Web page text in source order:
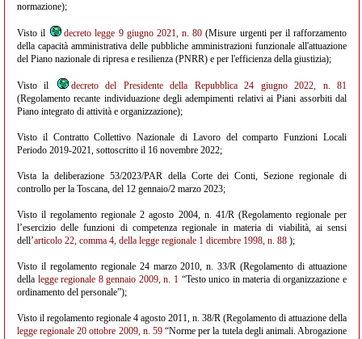
normazione);
Visto il decreto legge 9 giugno 2021, n. 80 (Misure urgenti per il rafforzamento
della capacità amministrativa delle pubbliche amministrazioni funzionale all'attuazione
del Piano nazionale di ripresa e resilienza (PNRR) e per l'efficienza della giustizia);
Visto il
decreto del Presidente della Repubblica 24 giugno 2022, n. 81
(Regolamento recante individuazione degli adempimenti relativi ai Piani assorbiti dal
Piano integrato di attività e organizzazione);
Visto il Contratto Collettivo Nazionale di Lavoro del comparto Funzioni Locali
Periodo 2019-2021, sottoscritto il 16 novembre 2022;
Vista la deliberazione 53/2023/PAR della Corte dei Conti, Sezione regionale di
controllo per la Toscana, del 12 gennaio/2 marzo 2023;
Visto il regolamento regionale 2 agosto 2004, n. 41/R (Regolamento regionale per
l’esercizio delle funzioni di competenza regionale in materia di viabilità, ai sensi
dell’articolo 22, comma 4, della legge regionale 1 dicembre 1998, n. 88 );
Visto il regolamento regionale 24 marzo 2010, n. 33/R (Regolamento di attuazione
della legge regionale 8 gennaio 2009, n. 1 “Testo unico in materia di organizzazione e
ordinamento del personale”);
Visto il regolamento regionale 4 agosto 2011, n. 38/R (Regolamento di attuazione della
legge regionale 20 ottobre 2009, n. 59“Norme per la tutela degli animali. Abrogazione